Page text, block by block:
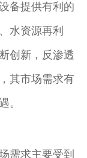
备提供有利的
水资源再利
创新，反渗透
其市场需求有
。
需求主要受到